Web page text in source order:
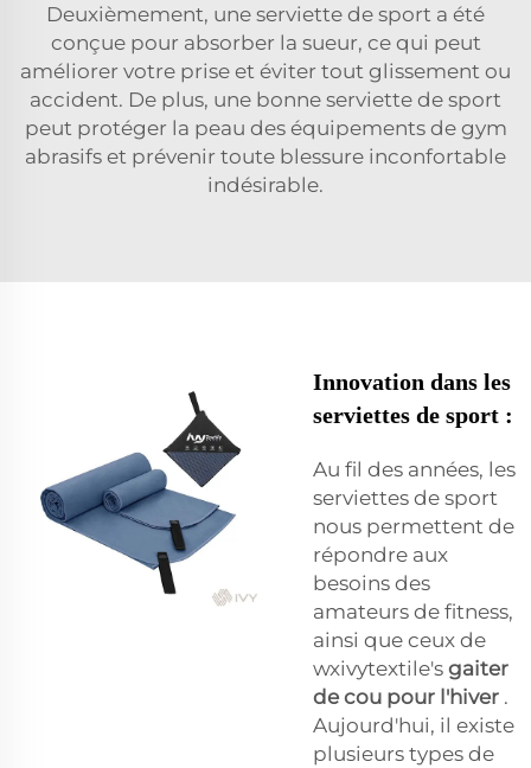
Deuxièmement, une serviette de sport a été
conçue pour absorber la sueur, ce qui peut
améliorer votre prise et éviter tout glissement ou
accident. De plus, une bonne serviette de sport
peut protéger la peau des équipements de gym
abrasifs et prévenir toute blessure inconfortable
indésirable.
Innovation dans les
serviettes de sport :
Au fil des années, les
serviettes de sport
nous permettent de
répondre aux
besoins des
amateurs de fitness,
ainsi que ceux de
wxivytextile's gaiter
de cou pour l'hiver .
Aujourd'hui, il existe
plusieurs types de